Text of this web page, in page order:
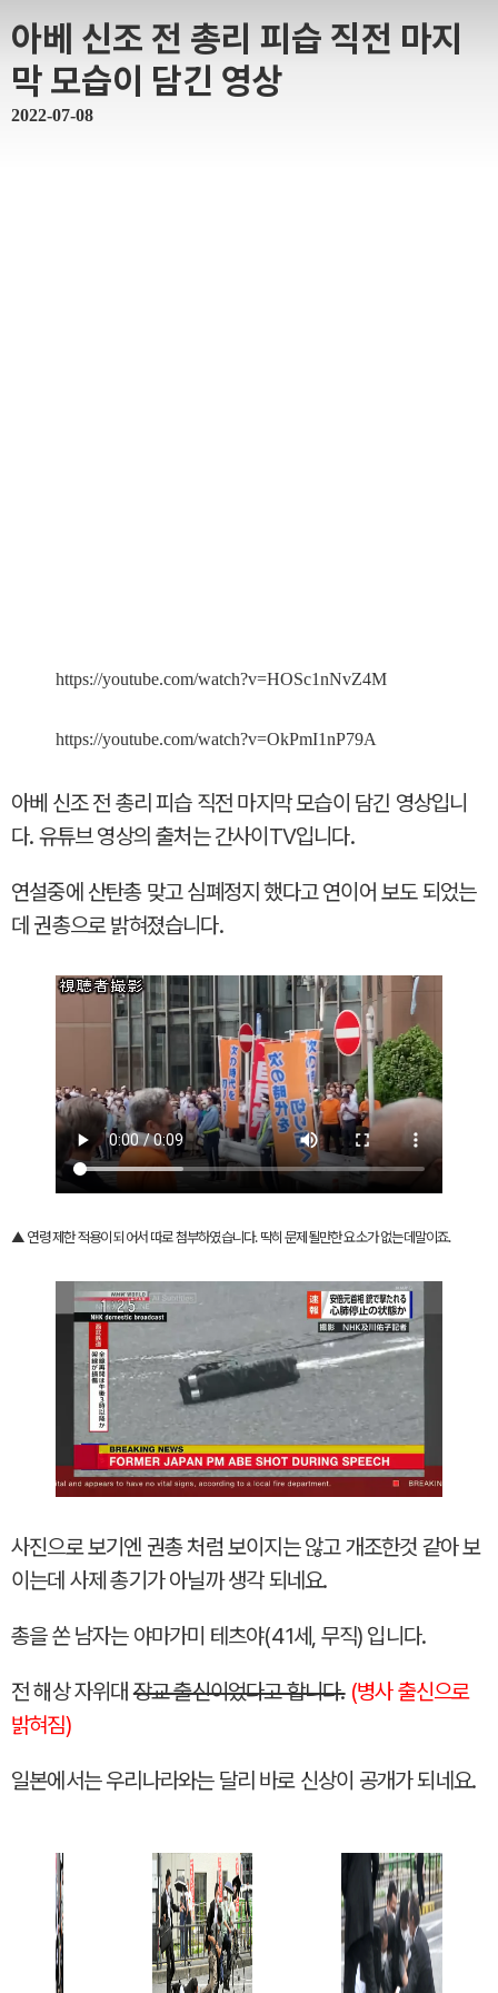
아베 신조 전 총리 피습 직전 마지
막 모습이 담긴 영상
2022-07-08
https://youtube.com/watch?v=HOSc1nNvZ4M
https://youtube.com/watch?v=OkPmI1nP79A
아베 신조 전 총리 피습 직전 마지막 모습이 담긴 영상입니
다. 유튜브 영상의 출처는 간사이TV입니다.
연설중에 산탄총 맞고 심폐정지 했다고 연이어 보도 되었는
데 권총으로 밝혀졌습니다.
▲ 연령 제한 적용이 되어서 따로 첨부하였습니다. 딱히 문제될만한 요소가 없는데말이죠.
사진으로 보기엔 권총 처럼 보이지는 않고 개조한것 같아 보
이는데 사제 총기가 아닐까 생각 되네요.
총을 쏜 남자는 야마가미 테츠야(41세, 무직) 입니다.
전 해상 자위대장교 출신이었다고 합니다. (병사 출신으로
밝혀짐)
일본에서는 우리나라와는 달리 바로 신상이 공개가 되네요.